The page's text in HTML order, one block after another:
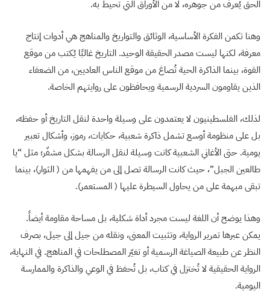
الحق يُعرف من جوهره، لا من الأوراق التي تحيط به.
وهنا تكمن الفكرة الأساسية، الوثائق والتواريخ والمناهج هي أدوات إنتاج
معرفة، لكنها ليست مصدر الحقيقة الوحيد. التاريخ غالبًا يُكتب من موقع
القوة، بينما الذاكرة الحية تُصاغ من موقع الناس العاديين، من الضعفاء
الذين يقاومون السردية الرسمية ويحافظون على روايتهم الخاصة.
لذلك، الفلسطينيون لا يعتمدون على وسيلة واحدة لنقل التاريخ أو حفظه،
بل على منظومة أوسع تشمل ذاكرة شعبية، حكايات، رموز، وأشكال تعبير
يومية. حتى الأغاني الشعبية كانت وسيلة لنقل الرسالة بشكل مشفّر؛ مثل “يا
طالعين الجبل”، حيث كانت الرسالة تصل إلى من يفهمها من ( الثوار)، بينما
تبقى مبهمة على من يحاول السيطرة عليها ( المستعمر).
وهذا يوضح أن اللغة ليست مجرد أداة شكلية، بل مساحة مقاومة أيضاً.
يمكن عبرها تمرير الرواية، وتثبيت المعنى، ونقله من جيل إلى جيل، بصرف
النظر عن طبيعة الصياغة الرسمية أو تغيّر المصطلحات في المناهج. في النهاية،
الرواية الحقيقية لا تُختزل في كتاب، بل تُحفظ في الوعي والذاكرة والممارسة
اليومية.